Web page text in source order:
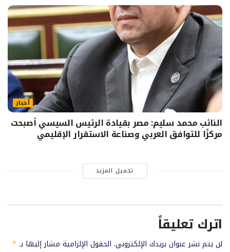
أخبار
النائب محمد سليم: مصر بقيادة الرئيس السيسي أصبحت
مركزًا للتوافق العربي وصناعة الاستقرار الإقليمي
تحميل المزيد
اترك تعليقاً
لن يتم نشر عنوان بريدك الإلكتروني. الحقول الإلزامية مشار إليها بـ *